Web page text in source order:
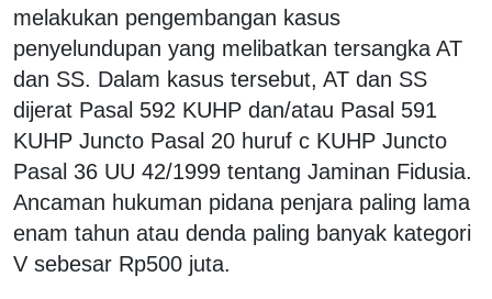
melakukan pengembangan kasus
penyelundupan yang melibatkan tersangka AT
dan SS. Dalam kasus tersebut, AT dan SS
dijerat Pasal 592 KUHP dan/atau Pasal 591
KUHP Juncto Pasal 20 huruf c KUHP Juncto
Pasal 36 UU 42/1999 tentang Jaminan Fidusia.
Ancaman hukuman pidana penjara paling lama
enam tahun atau denda paling banyak kategori
V sebesar Rp500 juta.